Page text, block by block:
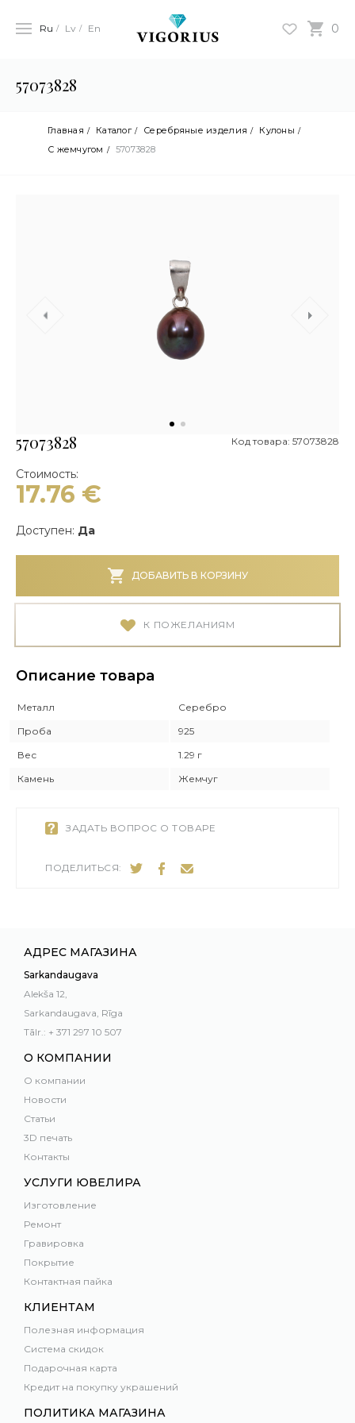
0
Ru Lv En
57073828
Главная Каталог Серебряные изделия
Кулоны
С жемчугом
57073828
57073828 Код товара: 57073828
Стоимость:
17.76 €
Доступен: Да
ДОБАВИТЬ В КОРЗИНУ
К ПОЖЕЛАНИЯМ
Описание товара
Металл
Серебро
Проба
925
Вес
1.29 г
Камень
Жемчуг
ЗАДАТЬ ВОПРОС О ТОВАРЕ
ПОДЕЛИТЬСЯ:
АДРЕС МАГАЗИНА
Sarkandaugava
Alekša 12,
Sarkandaugava, Rīga
Tālr.: + 371 297 10 507
О КОМПАНИИ
О компании
Новости
Статьи
3D печать
Контакты
УСЛУГИ ЮВЕЛИРА
Изготовление
Ремонт
Гравировка
Покрытие
Контактная пайка
КЛИЕНТАМ
Полезная информация
Система скидок
Подарочная карта
Кредит на покупку украшений
ПОЛИТИКА МАГАЗИНА